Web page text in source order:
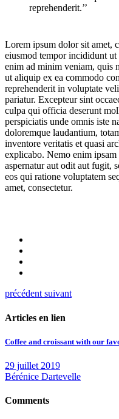
reprehenderit.’’
Lorem ipsum dolor sit amet,
eiusmod tempor incididunt
enim ad minim veniam, quis
ut aliquip ex ea commodo
reprehenderit in voluptate
pariatur. Excepteur sint
culpa qui officia deserunt
perspiciatis unde omnis iste
doloremque laudantium,
inventore veritatis et quasi
explicabo. Nemo enim
aspernatur aut odit aut fugit,
eos qui ratione voluptatem
amet, consectetur.
précédent suivant
Articles en lien
Coffee and croissant with our
29 juillet 2019
Bérénice Dartevelle
Comments